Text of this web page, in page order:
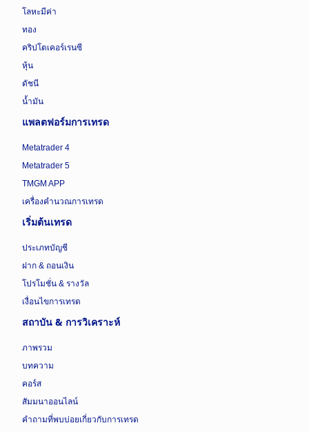
โลหะมีค่า
ทอง
คริปโตเคอร์เรนซี
หุ้น
ดัชนี
น้ำมัน
แพลตฟอร์มการเทรด
Metatrader 4
Metatrader 5
TMGM APP
เครื่องคำนวณการเทรด
เริ่มต้นเทรด
ประเภทบัญชี
ฝาก & ถอนเงิน
โปรโมชั่น & รางวัล
เงื่อนไขการเทรด
สถาบัน & การวิเคราะห์
ภาพรวม
บทความ
คอร์ส
สัมมนาออนไลน์
คำถามที่พบบ่อยเกี่ยวกับการเทรด